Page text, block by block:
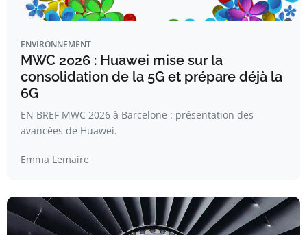
ENVIRONNEMENT
MWC 2026 : Huawei mise sur la
consolidation de la 5G et prépare déjà la
6G
EN BREF MWC 2026 à Barcelone : présentation des
avancées de Huawei.
Emma Lemaire